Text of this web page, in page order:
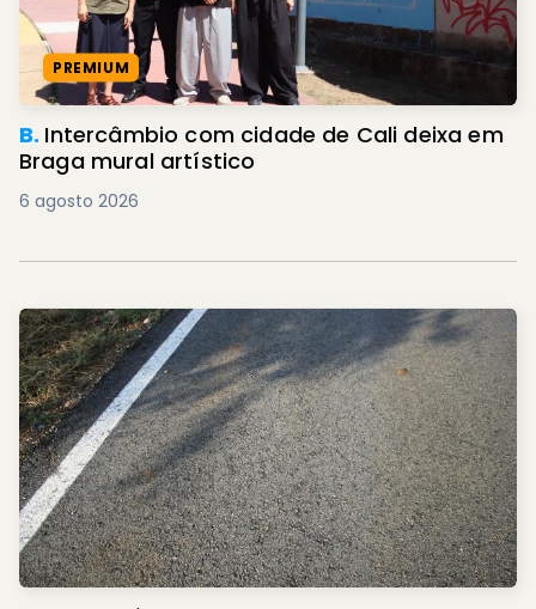
PREMIUM
B. Intercâmbio com cidade de Cali deixa em
Braga mural artístico
6 agosto 2026